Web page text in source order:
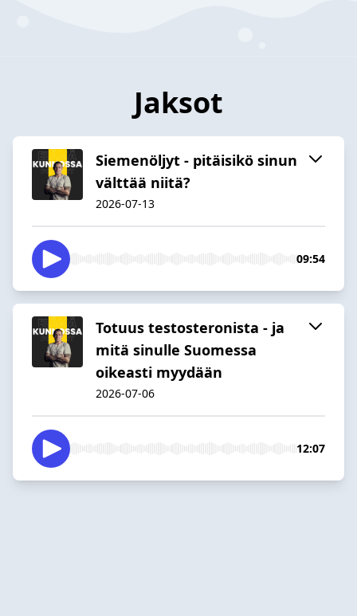
Jaksot
Siemenöljyt - pitäisikö sinun
välttää niitä?
2026-07-13
09:54
Totuus testosteronista - ja
mitä sinulle Suomessa
oikeasti myydään
2026-07-06
12:07